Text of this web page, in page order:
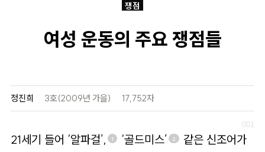
쟁점
여성 운동의 주요 쟁점들
정진희 3호(2009년 가을) 17,752자
21세기 들어 ‘알파걸’, 1 ‘골드미스’ 2
같은 신조어가